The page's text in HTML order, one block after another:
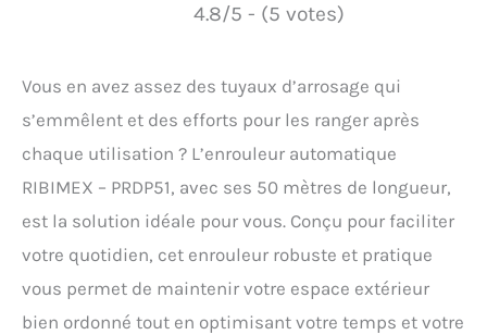
4.8/5 - (5 votes)
Vous en avez assez des tuyaux d’arrosage qui
s’emmêlent et des efforts pour les ranger après
chaque utilisation ? L’enrouleur automatique
RIBIMEX – PRDP51, avec ses 50 mètres de longueur,
est la solution idéale pour vous. Conçu pour faciliter
votre quotidien, cet enrouleur robuste et pratique
vous permet de maintenir votre espace extérieur
bien ordonné tout en optimisant votre temps et votre